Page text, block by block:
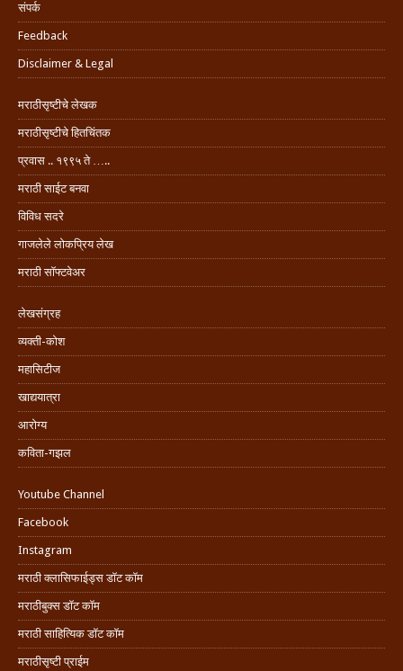
संपर्क
Feedback
Disclaimer & Legal
मराठीसृष्टीचे लेखक
मराठीसृष्टीचे हितचिंतक
प्रवास .. १९९५ ते …..
मराठी साईट बनवा
विविध सदरे
गाजलेले लोकप्रिय लेख
मराठी सॉफ्टवेअर
लेखसंग्रह
व्यक्ती-कोश
महासिटीज
खाद्ययात्रा
आरोग्य
कविता-गझल
Youtube Channel
Facebook
Instagram
मराठी क्लासिफाईड्स डॉट कॉम
मराठीबुक्स डॉट कॉम
मराठी साहित्यिक डॉट कॉम
मराठीसृष्टी प्राईम